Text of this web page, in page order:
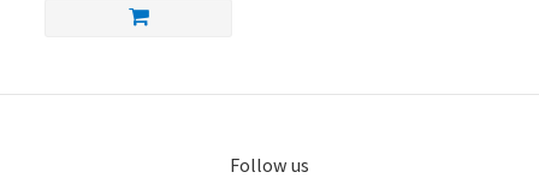
Follow us